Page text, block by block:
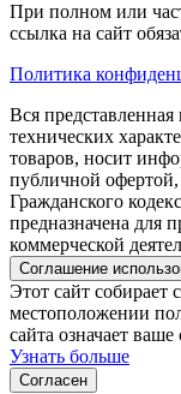
При полном или
ссылка на сайт
Политика
Вся
технических
товаров, носит
публичной
Гражданского
предназначена для
коммерческой
Соглашение
Этот сайт собирает
местоположении
сайта означает
Узнать больше
Согласен